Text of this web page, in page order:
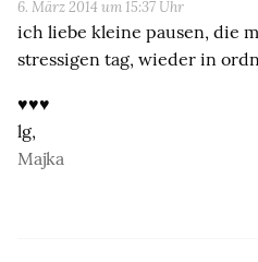
6. März 2014 um 15:37 Uhr
ich liebe kleine pausen, die
stressigen tag, wieder in
♥♥♥
lg,
Majka